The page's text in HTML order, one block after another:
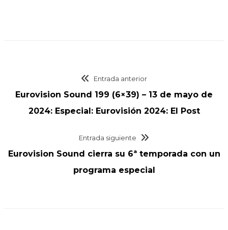
Entrada anterior
Eurovision Sound 199 (6×39) – 13 de mayo de
2024: Especial: Eurovisión 2024: El Post
Entrada siguiente
Eurovision Sound cierra su 6ª temporada con un
programa especial